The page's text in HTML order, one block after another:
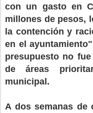
con un gasto en
millones de pesos,
la contención y
en el
presupuesto no
de áreas
municipal.
A dos semanas de